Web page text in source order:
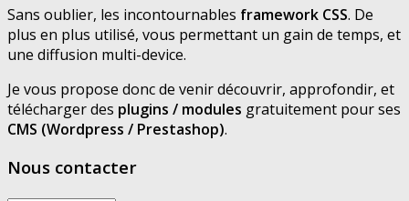
Sans oublier, les incontournables framework CSS. De
plus en plus utilisé, vous permettant un gain de temps, et
une diffusion multi-device.
Je vous propose donc de venir découvrir, approfondir, et
télécharger des plugins / modules gratuitement pour ses
CMS (Wordpress / Prestashop).
Nous contacter